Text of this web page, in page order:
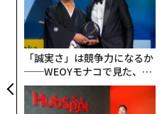
「誠実さ」は競争力になるか
──WEOYモナコで見た、く
ら寿司の経営哲学